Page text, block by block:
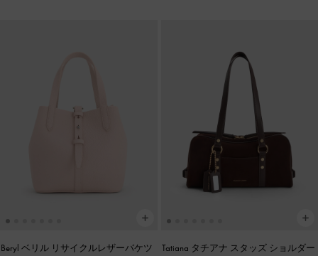
Beryl ベリル リサイクルレザーバケツ
Tatiana タチアナ スタッズ ショルダー